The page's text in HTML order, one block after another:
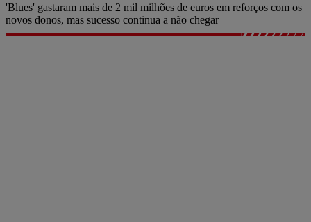
'Blues' gastaram mais de 2 mil milhões de euros em reforços com os
novos donos, mas sucesso continua a não chegar